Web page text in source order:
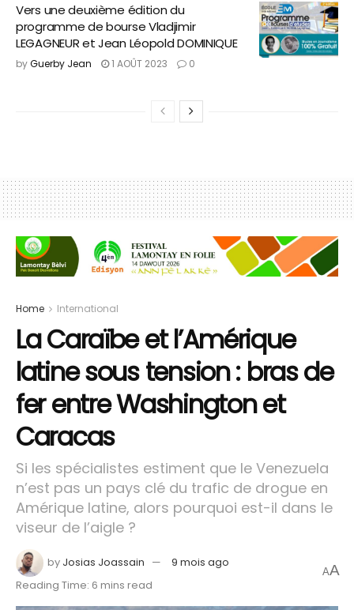
Vers une deuxième édition du
programme de bourse Vladjimir
LEGAGNEUR et Jean Léopold DOMINIQUE
byGuerby Jean 1 AOÛT 2023 0
Home International
La Caraïbe et l’Amérique
latine sous tension : bras de
fer entre Washington et
Caracas
Si les spécialistes estiment que le Venezuela
n’est pas un pays clé du trafic de drogue en
Amérique latine, alors pourquoi est-il dans le
viseur de l’aigle ?
by Josias Joassain
9 mois ago
Reading Time: 6 mins read
AA